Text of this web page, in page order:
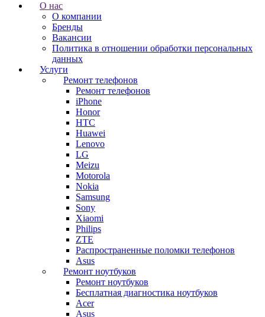
О нас
О компании
Бренды
Вакансии
Политика в отношении обработки персональных
данных
Услуги
Ремонт телефонов
Ремонт телефонов
iPhone
Honor
HTC
Huawei
Lenovo
LG
Meizu
Motorola
Nokia
Samsung
Sony
Xiaomi
Philips
ZTE
Распространенные поломки телефонов
Asus
Ремонт ноутбуков
Ремонт ноутбуков
Бесплатная диагностика ноутбуков
Acer
Asus